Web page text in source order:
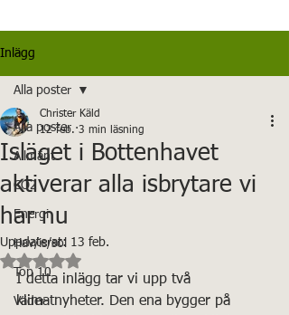
Inlägg
Alla poster
Allmänt
CO2
Energi
Hav/is/sol
Top 10
Väder
Alla poster
Isläget i Bottenhavet
aktiverar alla isbrytare vi
har nu
Christer Käld
12 feb. 3 min läsning
Uppdaterat: 13 feb.
Betygsatt till NaN av 5 stjärnor.
I detta inlägg tar vi upp två
klimatnyheter. Den ena bygger på